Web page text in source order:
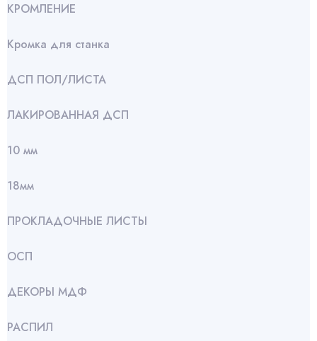
КРОМЛЕНИЕ
Кромка для станка
ДСП ПОЛ/ЛИСТА
ЛАКИРОВАННАЯ ДСП
10 мм
18мм
ПРОКЛАДОЧНЫЕ ЛИСТЫ
ОСП
ДЕКОРЫ МДФ
РАСПИЛ